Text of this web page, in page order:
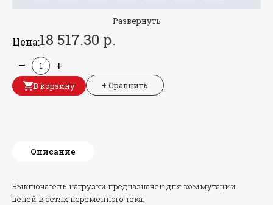
Развернуть
Цена:18 517.30 р.
— +
В корзину + Сравнить
Описание
Выключатель нагрузки предназначен для коммутации
цепей в сетях переменного тока.